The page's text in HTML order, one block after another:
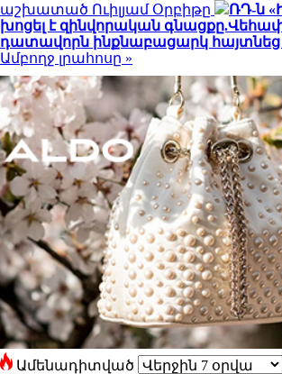
աշխատած Ուիլյամ Օրբիթը
ՌԴ-ն
խոցել է զինվորական
դատավորն ինքնաբացարկ հայտնեց
Ամբողջ լրահոսը »
Ամենադիտված